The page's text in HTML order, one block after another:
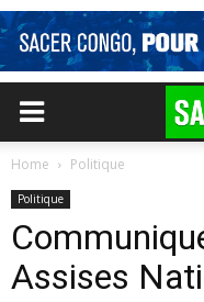
Home Politique
Politique
Assises